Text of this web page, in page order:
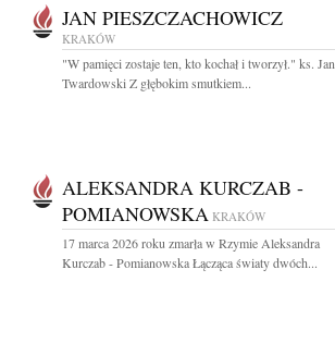
JAN PIESZCZACHOWICZ
KRAKÓW
"W pamięci zostaje ten, kto kochał i tworzył." ks. Jan
Twardowski Z głębokim smutkiem...
ALEKSANDRA KURCZAB -
POMIANOWSKA KRAKÓW
17 marca 2026 roku zmarła w Rzymie Aleksandra
Kurczab - Pomianowska Łącząca światy dwóch...